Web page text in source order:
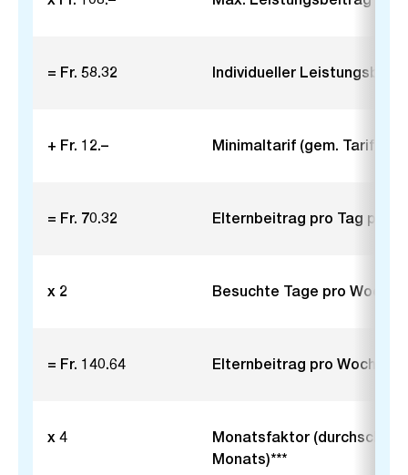
= Fr. 58.32 Individueller
+ Fr. 12.– Minimaltarif (gem.
= Fr. 70.32 Elternbeitrag pro Tag pro
x 2 Besuchte Tage pro Woche
= Fr. 140.64 Elternbeitrag pro Woche
x 4
Monatsfaktor
Monats)***